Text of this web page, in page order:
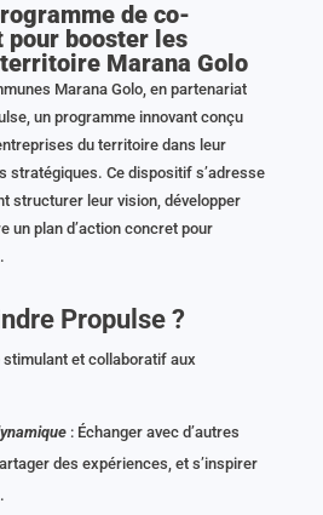
de co-
pour booster les
Marana Golo
Marana Golo, en partenariat
un programme innovant conçu
du territoire dans leur
stratégiques. Ce dispositif s’adresse
structurer leur vision, développer
un plan d’action concret pour
Propulse ?
et collaboratif aux
: Échanger avec d’autres
des expériences, et s’inspirer